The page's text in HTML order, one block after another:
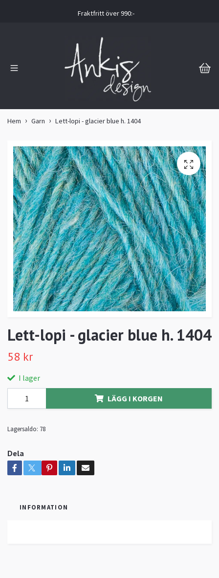
Fraktfritt över 990:-
Hem Garn Lett-lopi - glacier blue h. 1404
Lett-lopi - glacier blue h. 1404
58 kr
I lager
LÄGG I KORGEN
Lagersaldo: 78
Dela
INFORMATION